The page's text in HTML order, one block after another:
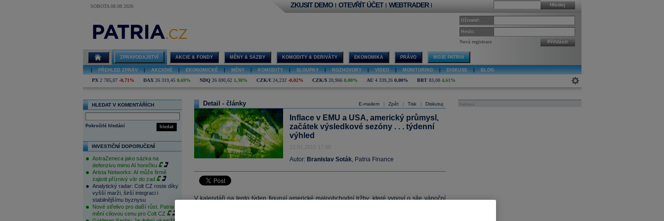
SOBOTA 08.08.2026 Hledej
ZKUSIT DEMO | OTEVŘÍT ÚČET | WEBTRADER |
Uživatel:
Heslo:
Nová registrace Přihlásit
ZPRAVODAJSTVÍ AKCIE & FONDY MĚNY & SAZBY KOMODITY & DERIVÁTY EKONOMIKA PRÁVO MOJE PATRIA
PŘEHLED ZPRÁV AKCIOVÉ EKONOMICKÉ MĚNY KOMODITY SLOUPKY ROZHOVORY VIDEO MONITORING DISKUSE BLOG
PX 2 785,07 -0,71% DAX 26 319,45 0,69% NDQ 26 690,62 1,30% CZK/€ 24,232 -0,02% CZK/$ 20,966 0,00% AU 4 339,26 0,00% BRT 83,08 4,61%
HLEDAT V KOMENTÁŘÍCH
hledat
Pokročilé hledání
INVESTIČNÍ DOPORUČENÍ
AstraZeneca jako sázka na
defenzivu mimo AI horečku
Arista Networks: AI může firmě
zajistit příznivý vítr do zad
Analytický radar: Colt CZ roste díky
vyšší marži, širší integraci i
stabilnějšímu byznysu
Nové střelivo pro další růst. Patria
mění cílovou cenu pro Colt CZ
E-mailem Zpět Tisk Diskutuj
Detail - články
Inflace v EMU a USA, americký průmysl,
začátek výsledkové sezóny . . . týdenní
výhled
12.01.2015 17:00
Autor: Branislav Soták, Patria Finance
V kalendáři na tento týden figurují americkémaloobchodní tržby, které vypoví o síle vánoční
Reklama